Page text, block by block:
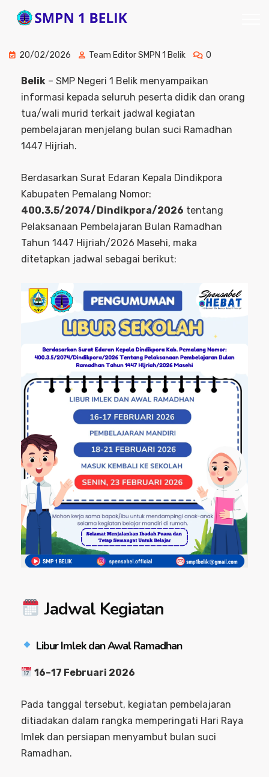
20/02/2026 Team Editor SMPN 1 Belik 0
Belik – SMP Negeri 1 Belik menyampaikan
informasi kepada seluruh peserta didik dan orang
tua/wali murid terkait jadwal kegiatan
pembelajaran menjelang bulan suci Ramadhan
1447 Hijriah.
Berdasarkan Surat Edaran Kepala Dindikpora
Kabupaten Pemalang Nomor:
400.3.5/2074/Dindikpora/2026 tentang
Pelaksanaan Pembelajaran Bulan Ramadhan
Tahun 1447 Hijriah/2026 Masehi, maka
ditetapkan jadwal sebagai berikut:
Jadwal Kegiatan
Libur Imlek dan Awal Ramadhan
16–17 Februari 2026
Pada tanggal tersebut, kegiatan pembelajaran
ditiadakan dalam rangka memperingati Hari Raya
Imlek dan persiapan menyambut bulan suci
Ramadhan.